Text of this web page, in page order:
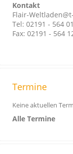
Kontakt
Flair-
Tel: 02191 - 564
Fax: 02191 - 564
Termine
Keine aktuellen
Alle Termine